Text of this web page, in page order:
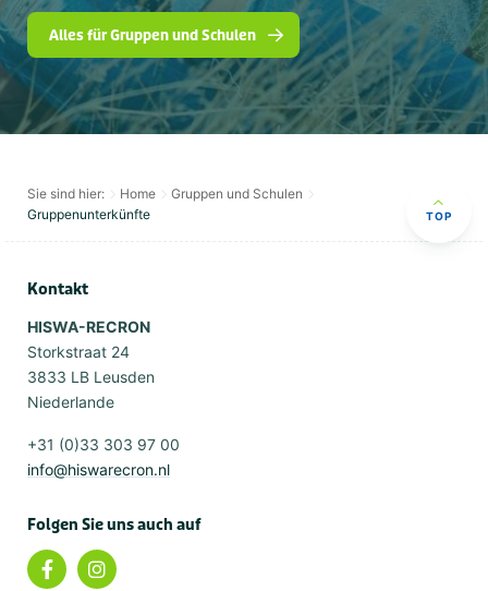
Alles für Gruppen und Schulen
Sie sind hier: Home
Gruppen und Schulen
Gruppenunterkünfte
TOP
Kontakt
HISWA-RECRON
Storkstraat 24
3833 LB Leusden
Niederlande
+31 (0)33 303 97 00
info@hiswarecron.nl
Folgen Sie uns auch auf